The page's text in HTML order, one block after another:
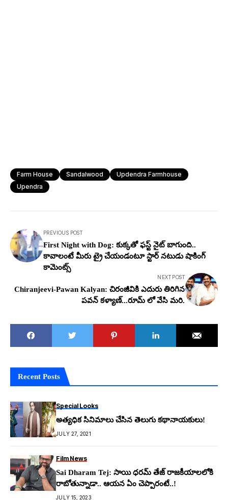
Farm House Sandalwood
Updendra Farmhouse
Upendra
PREVIOUS POST
First Night with Dog: కుక్క‌తో ఫ‌స్ట్ నైట్ బాగుంది..
కావాలంటే మీరు ట్రై చేయండంటూ స్టార్ న‌టుడు షాకింగ్
కామెంట్స్
NEXT POST
Chiranjeevi-Pawan Kalyan: చిరంజీవికి ఎదురు తిరిగిన
ప‌వ‌న్ క‌ళ్యాణ్‌...రూమ్ లో వేసి మ‌రి.
Recent Posts
Special Looks
అత్యధిక సినిమాలు చేసిన తెలుగు కథానాయకులు!
JULY 27, 2021
Film News
Sai Dharam Tej: సాయి ధ‌ర‌మ్ తేజ్ రాజ‌కీయాల‌లోకి
రాబోతున్నాడా.. ఆయ‌న ఏం చెప్పారంటే..!
JULY 15, 2023